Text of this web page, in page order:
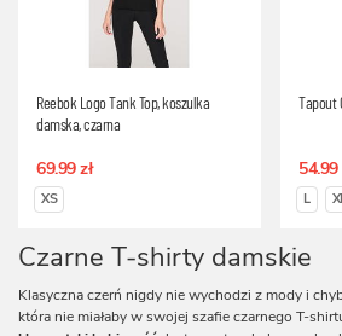
Reebok Logo Tank Top, koszulka
damska, czarna
69.99 zł
XS
Tapout
54.99
L
Czarne T-shirty damskie
Klasyczna czerń nigdy nie wychodzi z mody i
która nie miałaby w swojej szafie czarnego T-